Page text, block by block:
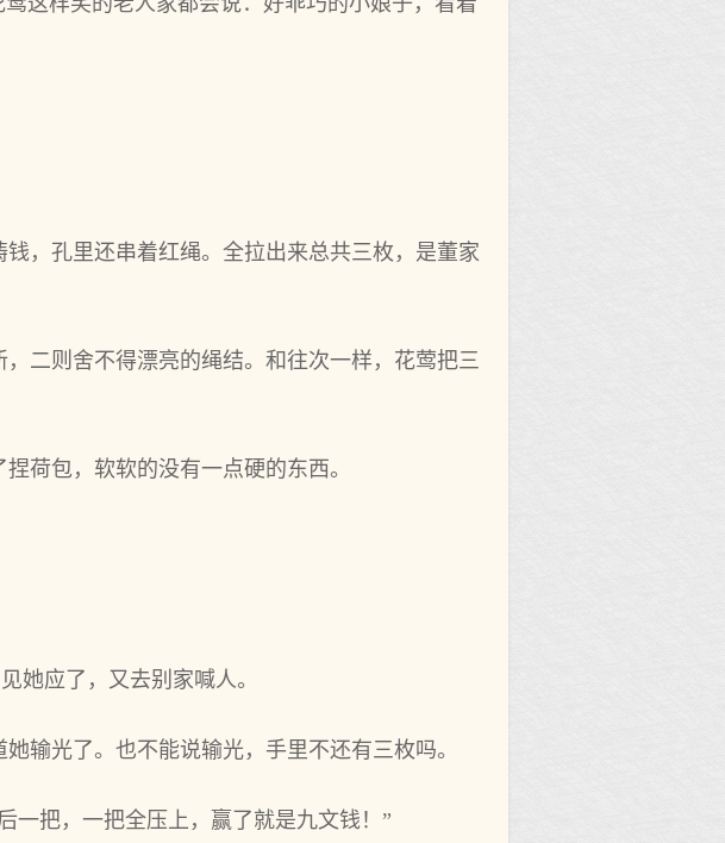
，孔里还串着红绳。全拉出来总共三枚，是董家
二则舍不得漂亮的绳结。和往次一样，花莺把三
荷包，软软的没有一点硬的东西。
她应了，又去别家喊人。
输光了。也不能说输光，手里不还有三枚吗。
一把，一把全压上，赢了就是九文钱！”